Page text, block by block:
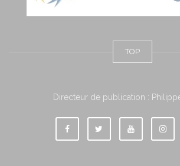
TOP
Directeur de publication : Philippe